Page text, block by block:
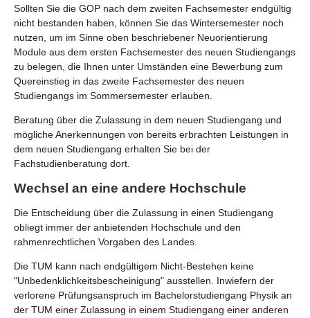
Sollten Sie die GOP nach dem zweiten Fachsemester endgültig
nicht bestanden haben, können Sie das Wintersemester noch
nutzen, um im Sinne oben beschriebener Neuorientierung
Module aus dem ersten Fachsemester des neuen Studiengangs
zu belegen, die Ihnen unter Umständen eine Bewerbung zum
Quereinstieg in das zweite Fachsemester des neuen
Studiengangs im Sommersemester erlauben.
Beratung über die Zulassung in dem neuen Studiengang und
mögliche Anerkennungen von bereits erbrachten Leistungen in
dem neuen Studiengang erhalten Sie bei der
Fachstudienberatung dort.
Wechsel an eine andere Hochschule
Die Entscheidung über die Zulassung in einen Studiengang
obliegt immer der anbietenden Hochschule und den
rahmenrechtlichen Vorgaben des Landes.
Die TUM kann nach endgültigem Nicht-Bestehen keine
"Unbedenklichkeitsbescheinigung" ausstellen. Inwiefern der
verlorene Prüfungsanspruch im Bachelorstudiengang Physik an
der TUM einer Zulassung in einem Studiengang einer anderen